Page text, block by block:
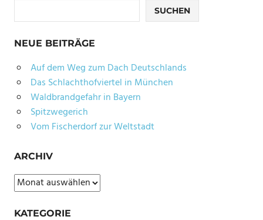
SUCHEN
NEUE BEITRÄGE
Auf dem Weg zum Dach Deutschlands
Das Schlachthofviertel in München
Waldbrandgefahr in Bayern
Spitzwegerich
Vom Fischerdorf zur Weltstadt
ARCHIV
Archiv
KATEGORIE